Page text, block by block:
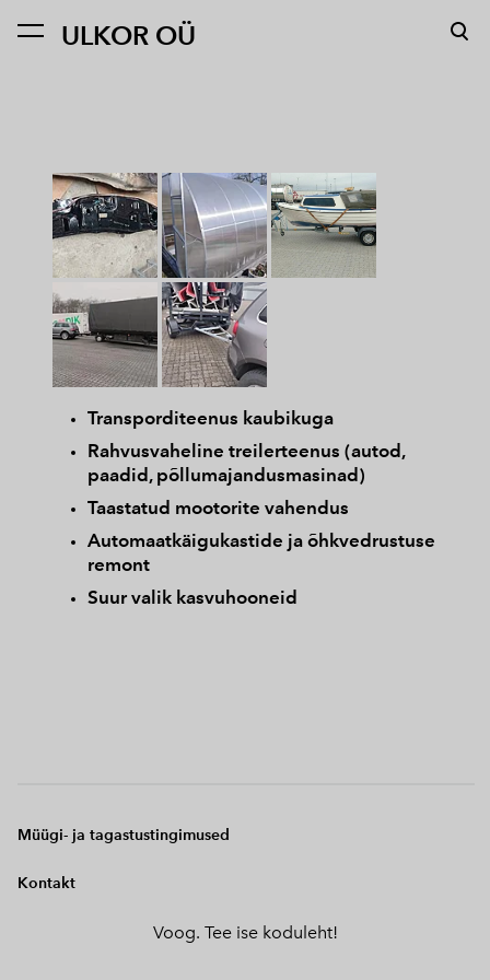
ULKOR OÜ
lisati ostukorvi.
Transporditeenus kaubikuga
Rahvusvaheline treilerteenus (autod,
paadid, põllumajandusmasinad)
Taastatud mootorite vahendus
Automaatkäigukastide ja õhkvedrustuse
remont
Suur valik kasvuhooneid
Müügi- ja tagastustingimused
Kontakt
Voog. Tee ise koduleht!